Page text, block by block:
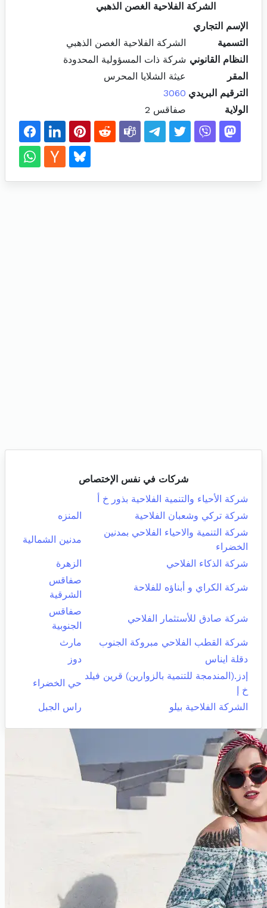
الشركة الفلاحية الغصن الذهبي
الإسم التجاري
التسمية
الشركة الفلاحية الغصن الذهبي
النظام القانوني شركة ذات المسؤولية المحدودة
المقر
عيثة الشلايا المحرس
الترقيم البريدي 3060
الولاية
صفاقس 2
شركات في نفس الإختصاص
شركة الأحياء والتنمية الفلاحية بذور خ أ
شركة تركي وشعبان الفلاحية
المنزه
شركة التنمية والاحياء الفلاحي بمدنين
الخضراء
مدنين الشمالية
شركة الذكاء الفلاحي الزهرة
شركة الكراي و أبناؤه للفلاحة
صفاقس
الشرقية
شركة صادق للأستثمار الفلاحي
صفاقس
الجنوبية
شركة القطب الفلاحي مبروكة الجنوب
مارث
دقلة ايناس
دوز
إدز.(المندمجة للتنمية بالزوارين) قرين فيلد
خ إ
حي الخضراء
الشركة الفلاحية بيلو راس الجبل